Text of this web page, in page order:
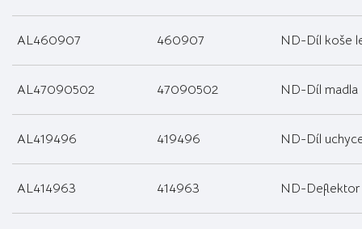
AL460907 460907 ND-Díl koše
AL47090502 47090502 ND-Díl madla
AL419496 419496 ND-Díl
AL414963 414963 ND-Deflektor